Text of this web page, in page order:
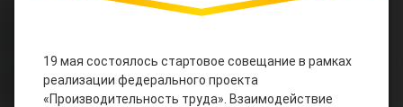
19 мая состоялось стартовое совещание в рамках
реализации федерального проекта
«Производительность труда». Взаимодействие